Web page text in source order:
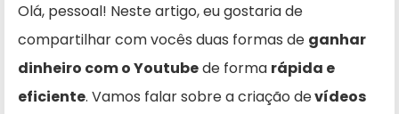
Olá, pessoal! Neste artigo, eu gostaria de
compartilhar com vocês duas formas de ganhar
dinheiro com o Youtubede forma rápida e
eficiente. Vamos falar sobre a criação devídeos